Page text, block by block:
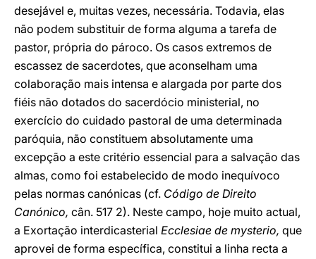
desejável e, muitas vezes, necessária. Todavia, elas
não podem substituir de forma alguma a tarefa de
pastor, própria do pároco. Os casos extremos de
escassez de sacerdotes, que aconselham uma
colaboração mais intensa e alargada por parte dos
fiéis não dotados do sacerdócio ministerial, no
exercício do cuidado pastoral de uma determinada
paróquia, não constituem absolutamente uma
excepção a este critério essencial para a salvação das
almas, como foi estabelecido de modo inequívoco
pelas normas canónicas (cf. Código de Direito
Canónico, cân. 517 2). Neste campo, hoje muito actual,
a Exortação interdicasterial Ecclesiae de mysterio, que
aprovei de forma específica, constitui a linha recta a